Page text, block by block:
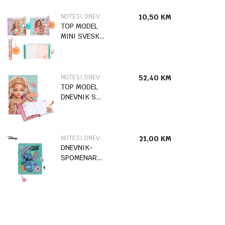
NOTESI,DNEVNICI I SPOMENARI
TOP MODEL
MINI SVESKA
10,50 KM
NOTESI,DNEVNICI I SPOMENARI
TOP MODEL
DNEVNIK S
52,40 KM
NOTESI,DNEVNICI I SPOMENARI
DNEVNIK-
SPOMENAR
21,00 KM